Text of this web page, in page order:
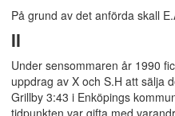
På grund av det anförda skall
II
Under sensommaren år 1990
uppdrag av X och S.H att sälja
Grillby 3:43 i Enköpings
tidpunkten var gifta med